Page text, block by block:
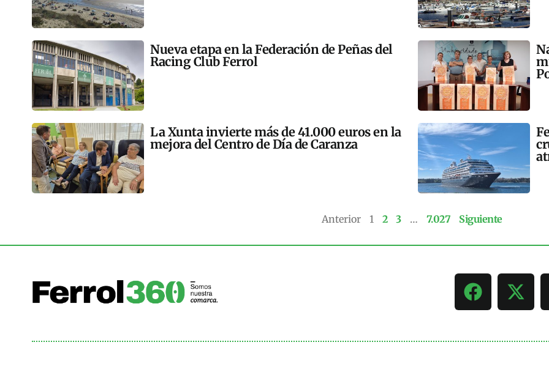
Nueva etapa en la Federación de Peñas del
Racing Club Ferrol
La Xunta invierte más de 41.000 euros en la
mejora del Centro de Día de Caranza
Anterior 1 2 3 … 7.027 Siguiente